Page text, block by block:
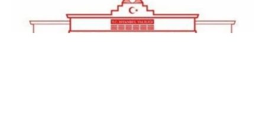
Sayan Kaya’dan Vali Gül’e ziyaret..